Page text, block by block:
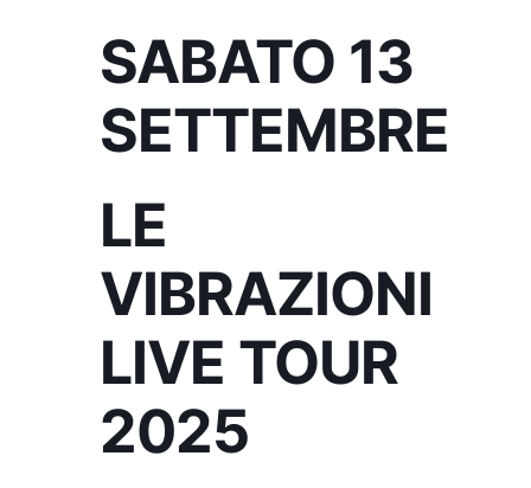
SABATO 13
SETTEMBRE
LE
VIBRAZIONI
LIVE TOUR
2025